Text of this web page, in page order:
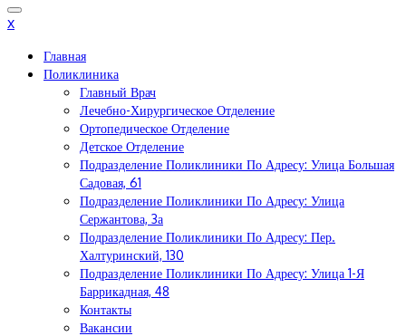
x
Главная
Поликлиника
Главный Врач
Лечебно-Хирургическое Отделение
Ортопедическое Отделение
Детское Отделение
Подразделение Поликлиники По Адресу: Улица Большая
Садовая, 61
Подразделение Поликлиники По Адресу: Улица
Сержантова, 3а
Подразделение Поликлиники По Адресу: Пер.
Халтуринский, 130
Подразделение Поликлиники По Адресу: Улица 1-Я
Баррикадная, 48
Контакты
Вакансии